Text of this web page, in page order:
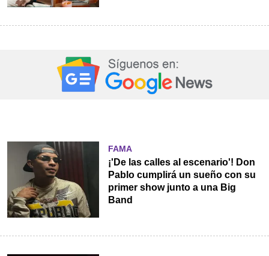
FAMA
¡'De las calles al escenario'! Don
Pablo cumplirá un sueño con su
primer show junto a una Big
Band